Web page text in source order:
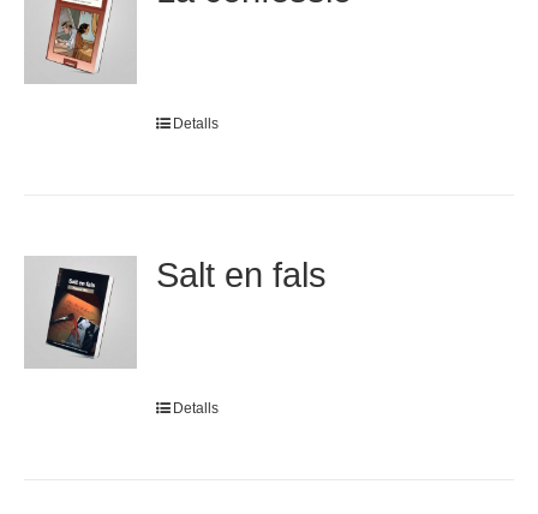
Detalls
Salt en fals
Detalls